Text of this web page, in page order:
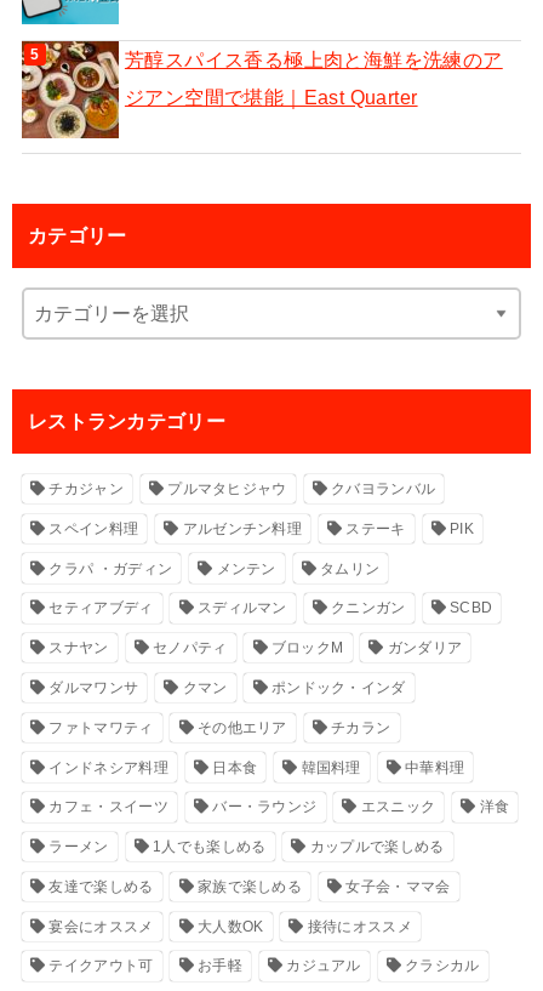
芳醇スパイス香る極上肉と海鮮を洗練のア
ジアン空間で堪能｜East Quarter
カテゴリー
レストランカテゴリー
チカジャン プルマタヒジャウ クバヨランバル
スペイン料理 アルゼンチン料理 ステーキ PIK
クラパ ・ガディン メンテン タムリン
セティアブディ スディルマン クニンガン SCBD
スナヤン セノパティ ブロックM ガンダリア
ダルマワンサ クマン ポンドック・インダ
ファトマワティ その他エリア チカラン
インドネシア料理 日本食 韓国料理 中華料理
カフェ・スイーツ バー・ラウンジ エスニック 洋食
ラーメン 1人でも楽しめる カップルで楽しめる
友達で楽しめる 家族で楽しめる 女子会・ママ会
宴会にオススメ 大人数OK 接待にオススメ
テイクアウト可 お手軽 カジュアル クラシカル